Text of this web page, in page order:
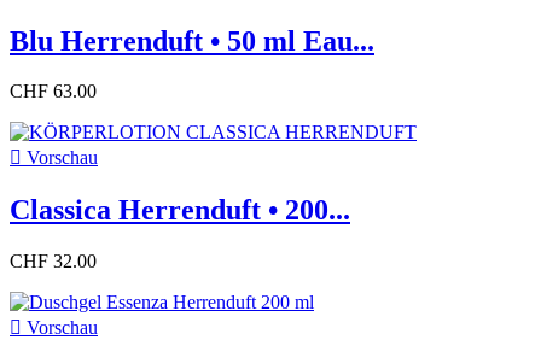
Blu Herrenduft • 50 ml Eau...
CHF 63.00
 Vorschau
Classica Herrenduft • 200...
CHF 32.00
 Vorschau